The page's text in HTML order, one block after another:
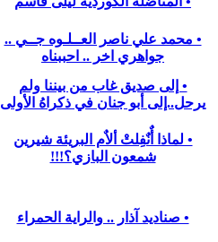
• محمد علي ناصر العــلـوه جــي ..
جواهري اخر .. احببناه
• إلى صديق غاب من بيننا ولم
يرحل..إلى أبو جنان في ذكراهُ الأولى
• لماذا أٌنٌفِلتْ ألاٌم البريئة شيرين
شمعون البازي؟!!!
• صناديد آذار .. والراية الحمراء